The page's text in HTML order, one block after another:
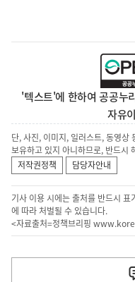
'텍스트'에 한하여 공공누
자유
단, 사진, 이미지, 일러스트, 동영상
보유하고 있지 아니하므로, 반드시
저작권정책
담당자안내
기사 이용 시에는 출처를 반드시 표
에 따라 처벌될 수 있습니다.
<자료출처=정책브리핑